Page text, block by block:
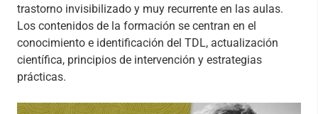
trastorno invisibilizado y muy recurrente en las aulas.
Los contenidos de la formación se centran en el
conocimiento e identificación del TDL, actualización
científica, principios de intervención y estrategias
prácticas.